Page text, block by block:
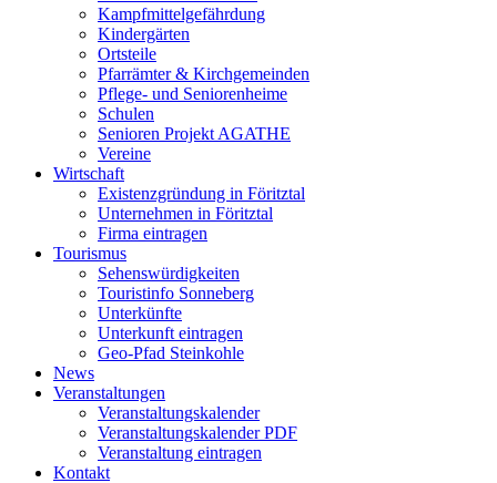
Kampfmittelgefährdung
Kindergärten
Ortsteile
Pfarrämter & Kirchgemeinden
Pflege- und Seniorenheime
Schulen
Senioren Projekt AGATHE
Vereine
Wirtschaft
Existenzgründung in Föritztal
Unternehmen in Föritztal
Firma eintragen
Tourismus
Sehenswürdigkeiten
Touristinfo Sonneberg
Unterkünfte
Unterkunft eintragen
Geo-Pfad Steinkohle
News
Veranstaltungen
Veranstaltungskalender
Veranstaltungskalender PDF
Veranstaltung eintragen
Kontakt